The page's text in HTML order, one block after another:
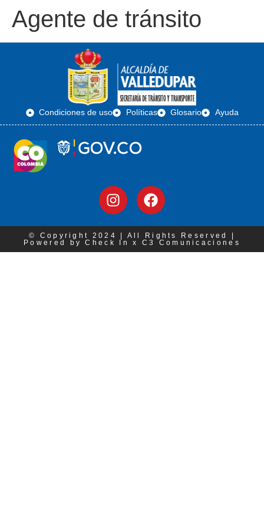
Agente de tránsito
Condiciones de uso Políticas Glosario Ayuda
© Copyright 2024 | All Rights Reserved |
Powered by Check In x C3 Comunicaciones